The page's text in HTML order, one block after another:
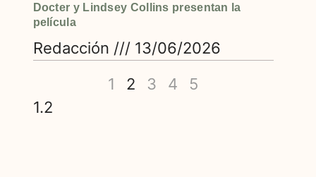
Docter y Lindsey Collins presentan la
película
Redacción
13/06/2026
1
2 3 4 5